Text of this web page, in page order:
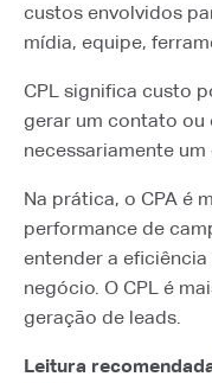
custos envolvidos
mídia, equipe,
CPL significa custo
gerar um contato ou
necessariamente um
Na prática, o CPA é
performance de
entender a
negócio. O CPL é
geração de leads.
Leitura